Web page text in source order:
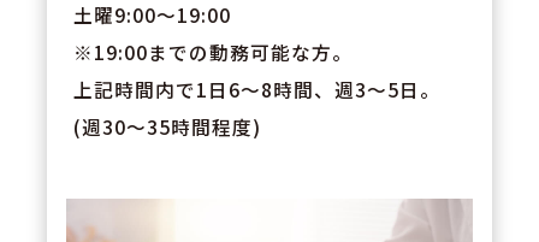
土曜9:00～19:00
※19:00までの動務可能な方。
上記時間内で1日6～8時間、週3～5日。
(週30～35時間程度)